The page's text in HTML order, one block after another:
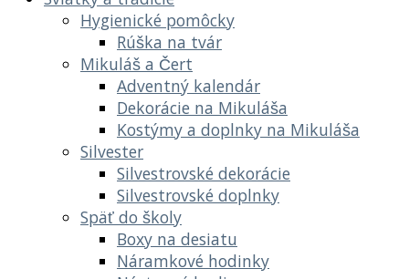
Hygienické pomôcky
Rúška na tvár
Mikuláš a Čert
Adventný kalendár
Dekorácie na Mikuláša
Kostýmy a doplnky na Mikuláša
Silvester
Silvestrovské dekorácie
Silvestrovské doplnky
Späť do školy
Boxy na desiatu
Náramkové hodinky